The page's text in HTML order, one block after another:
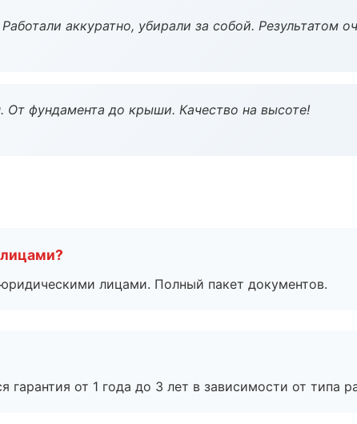
аккуратно, убирали за собой. Результатом
От фундамента до крыши. Качество на высоте!
лицами. Полный пакет документов.
гарантия от 1 года до 3 лет в зависимости от типа